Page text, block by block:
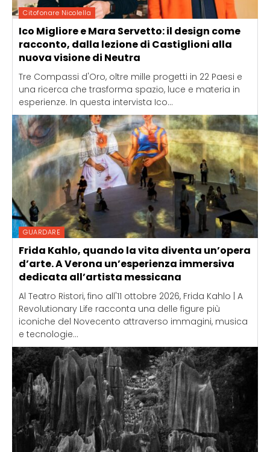
Citofonare Nicolella
Ico Migliore e Mara Servetto: il design come
racconto, dalla lezione di Castiglioni alla
nuova visione di Neutra
Tre Compassi d'Oro, oltre mille progetti in 22 Paesi e
una ricerca che trasforma spazio, luce e materia in
esperienze. In questa intervista Ico...
GUARDARE
Frida Kahlo, quando la vita diventa un’opera
d’arte. A Verona un’esperienza immersiva
dedicata all’artista messicana
Al Teatro Ristori, fino all'11 ottobre 2026, Frida Kahlo | A
Revolutionary Life racconta una delle figure più
iconiche del Novecento attraverso immagini, musica
e tecnologie...